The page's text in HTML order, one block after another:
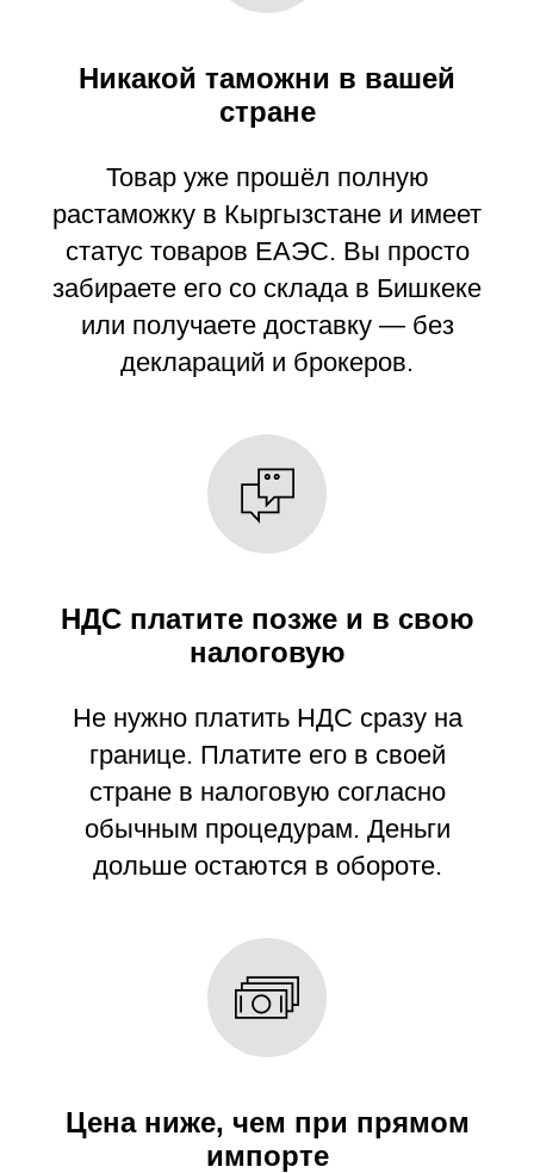
Никакой таможни в вашей
стране
Товар уже прошёл полную
растаможку в Кыргызстане и имеет
статус товаров ЕАЭС. Вы просто
забираете его со склада в Бишкеке
или получаете доставку — без
деклараций и брокеров.
НДС платите позже и в свою
налоговую
Не нужно платить НДС сразу на
границе. Платите его в своей
стране в налоговую согласно
обычным процедурам. Деньги
дольше остаются в обороте.
Цена ниже, чем при прямом
импорте